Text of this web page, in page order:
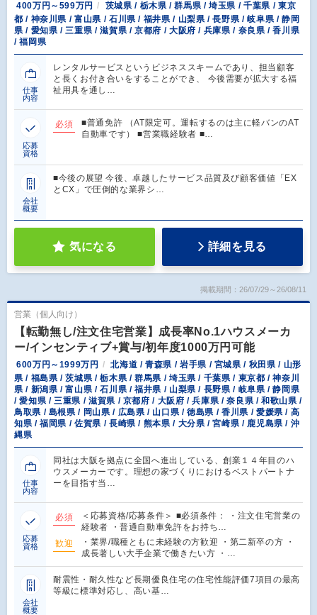
400万円～599万円
茨城県 / 栃木県 / 群馬県 / 埼玉県 / 千葉県 / 東京
都 / 神奈川県 / 富山県 / 石川県 / 福井県 / 山梨県 / 長野県 / 岐阜県 / 静岡
県 / 愛知県 / 三重県 / 滋賀県 / 京都府 / 大阪府 / 兵庫県 / 奈良県 / 香川県
/ 福岡県
仕事
内容
レンタルサービスというビジネススキームであり、担当顧客
と長くお付き合いをすることができ、 今後需要が拡大する福
祉用具を通し…
応募
資格
必須
■普通免許 （AT限定可。運転するのは主に軽バンのAT
自動車です） ■営業職経験者 ■…
会社
概要
■今後の展望 今後、卓越したサービス品質及び顧客価値「EX
とCX」で圧倒的な業界シ…
気になる 詳細を見る
掲載期間：26/07/29～26/08/11
営業（個人向け）
【転勤無し/注文住宅営業】成長率No.1ハウスメーカ
ー/インセンティブ+賞与/初年度1000万円可能
600万円～1999万円
北海道 / 青森県 / 岩手県 / 宮城県 / 秋田県 / 山形
県 / 福島県 / 茨城県 / 栃木県 / 群馬県 / 埼玉県 / 千葉県 / 東京都 / 神奈川
県 / 新潟県 / 富山県 / 石川県 / 福井県 / 山梨県 / 長野県 / 岐阜県 / 静岡県
/ 愛知県 / 三重県 / 滋賀県 / 京都府 / 大阪府 / 兵庫県 / 奈良県 / 和歌山県 /
鳥取県 / 島根県 / 岡山県 / 広島県 / 山口県 / 徳島県 / 香川県 / 愛媛県 / 高
知県 / 福岡県 / 佐賀県 / 長崎県 / 熊本県 / 大分県 / 宮崎県 / 鹿児島県 / 沖
縄県
仕事
内容
同社は大阪を拠点に全国へ進出している、創業１４年目のハ
ウスメーカーです。理想の家づくりにおけるベストパートナ
ーを目指す当…
応募
資格
必須
＜応募資格/応募条件＞ ■必須条件： ・注文住宅営業の
経験者 ・普通自動車免許をお持ち…
歓迎
・業界/職種ともに未経験の方歓迎 ・第二新卒の方 ・
成長著しい大手企業で働きたい方 ・…
会社
概要
耐震性・耐久性など長期優良住宅の住宅性能評価7項目の最高
等級に標準対応し、高い基…